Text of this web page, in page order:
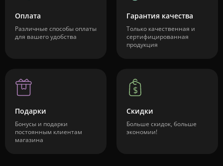
Оплата
Различные способы оплаты
для вашего удобства
Гарантия качества
Только качественная и
сертифицированная
продукция
Подарки
Бонусы и подарки
постоянным клиентам
магазина
Скидки
Больше скидок, больше
экономии!